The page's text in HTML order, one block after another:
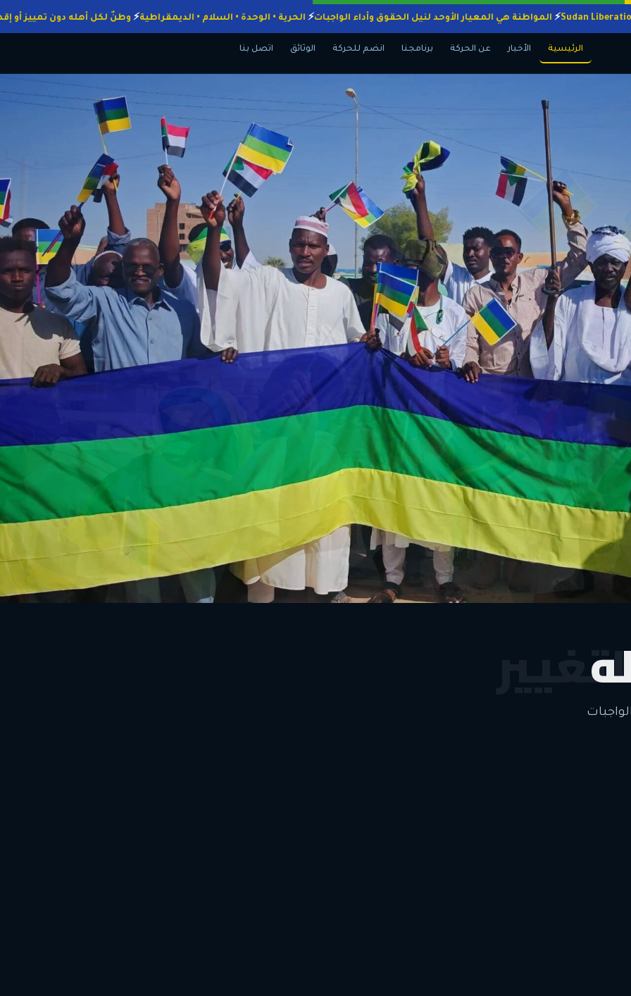
المواطنة هي المعيار الأوحد لنيل الحقوق وأداء الواجبات الحرية • الوحدة • السلام • الديمقراطية وطنٌ لكل أهله دون
الرئيسية الأخبار عن الحركة برنامجنا انضم للحركة الوثائق اتصل بنا